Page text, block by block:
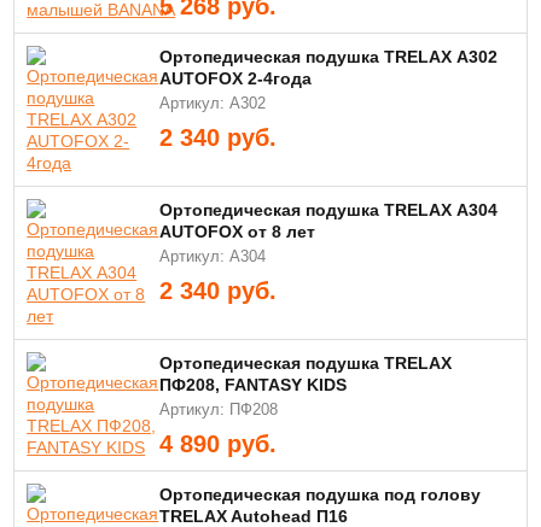
5 268 руб.
Ортопедическая подушка TRELAX А302
AUTOFOX 2-4года
Артикул: А302
2 340 руб.
Ортопедическая подушка TRELAX А304
AUTOFOX от 8 лет
Артикул: А304
2 340 руб.
Ортопедическая подушка TRELAX
ПФ208, FANTASY KIDS
Артикул: ПФ208
4 890 руб.
Ортопедическая подушка под голову
TRELAX Autohead П16